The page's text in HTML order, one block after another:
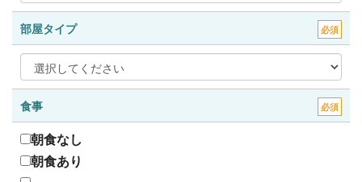
部屋タイプ 必須
食事 必須
朝食なし
朝食あり